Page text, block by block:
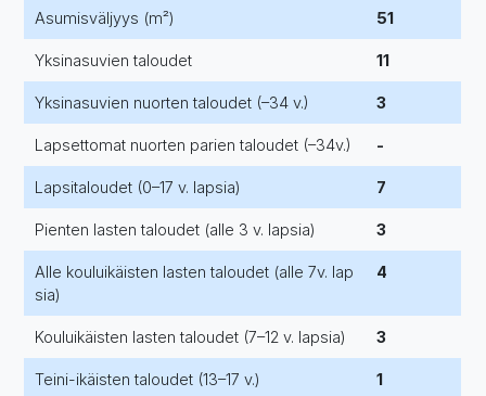
Asumisväljyys (m²) 51
Yksinasuvien taloudet 11
Yksinasuvien nuorten taloudet (–34 v.) 3
Lapsettomat nuorten parien taloudet (–34v.) -
Lapsitaloudet (0–17 v. lapsia) 7
Pienten lasten taloudet (alle 3 v. lapsia) 3
Alle kouluikäisten lasten taloudet (alle 7v. lap
sia)
4
Kouluikäisten lasten taloudet (7–12 v. lapsia) 3
Teini-ikäisten taloudet (13–17 v.) 1